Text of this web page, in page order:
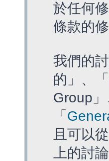
於任何
條款的
我們的
的」、
Group
「
且可以從
上的討